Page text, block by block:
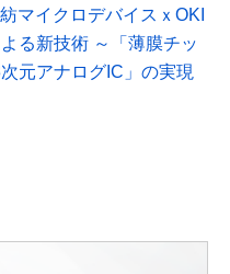
マイクロデバイスｘOKI
る新技術 ～「薄膜チッ
元アナログIC」の実現